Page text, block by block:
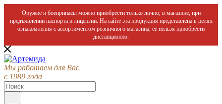
Оружие и боеприпасы можно приобрести только лично, в магазине, при
предъявлении паспорта и лицензии. На сайте эта продукция представлена в целях
ознакомления с ассортиментом розничного магазина, ее нельзя приобрести
дистанционно.
Мы работаем для Вас
с 1989 года